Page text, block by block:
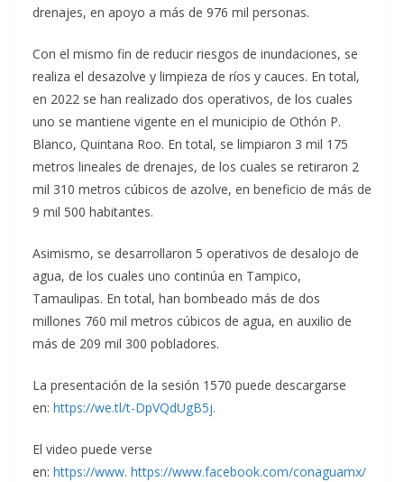
drenajes, en apoyo a más de 976 mil personas.
Con el mismo fin de reducir riesgos de inundaciones, se
realiza el desazolve y limpieza de ríos y cauces. En total,
en 2022 se han realizado dos operativos, de los cuales
uno se mantiene vigente en el municipio de Othón P.
Blanco, Quintana Roo. En total, se limpiaron 3 mil 175
metros lineales de drenajes, de los cuales se retiraron 2
mil 310 metros cúbicos de azolve, en beneficio de más de
9 mil 500 habitantes.
Asimismo, se desarrollaron 5 operativos de desalojo de
agua, de los cuales uno continúa en Tampico,
Tamaulipas. En total, han bombeado más de dos
millones 760 mil metros cúbicos de agua, en auxilio de
más de 209 mil 300 pobladores.
La presentación de la sesión 1570 puede descargarse
en: https://we.tl/t-DpVQdUgB5j.
El video puede verse
en: https://www. https://www.facebook.com/conaguamx/